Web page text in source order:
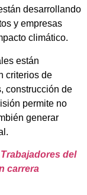
desarrollando
y empresas
climático.
están
criterios de
construcción de
permite no
generar
Trabajadores del
carrera